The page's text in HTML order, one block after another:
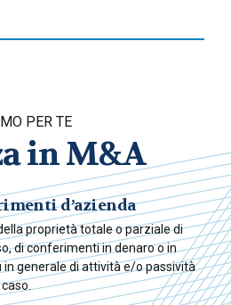
PER TE
in M&A
d’azienda
proprietà totale o parziale di
di conferimenti in denaro o in
in generale di attività e/o passività